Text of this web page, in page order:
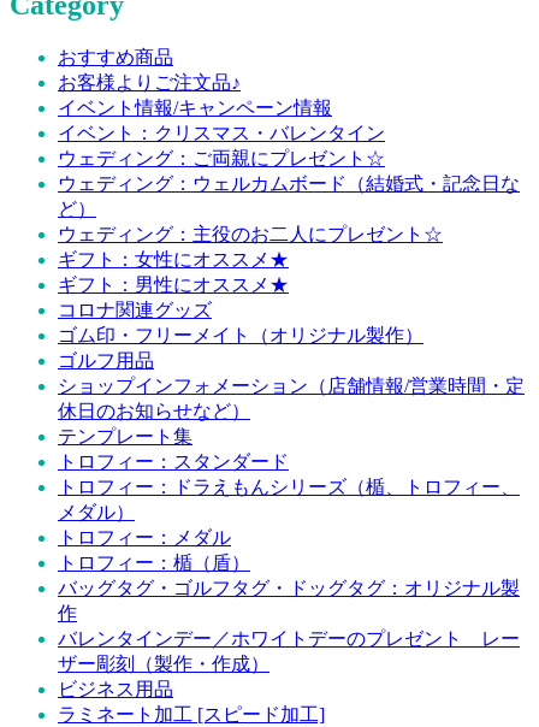
おすすめ商品
お客様よりご注文品♪
イベント情報/キャンペーン情報
イベント：クリスマス・バレンタイン
ウェディング：ご両親にプレゼント☆
ウェディング：ウェルカムボード（結婚式・記念日な
ど）
ウェディング：主役のお二人にプレゼント☆
ギフト：女性にオススメ★
ギフト：男性にオススメ★
コロナ関連グッズ
ゴム印・フリーメイト（オリジナル製作）
ゴルフ用品
ショップインフォメーション（店舗情報/営業時間・定
休日のお知らせなど）
テンプレート集
トロフィー：スタンダード
トロフィー：ドラえもんシリーズ（楯、トロフィー、
メダル）
トロフィー：メダル
トロフィー：楯（盾）
バッグタグ・ゴルフタグ・ドッグタグ：オリジナル製
作
バレンタインデー／ホワイトデーのプレゼント レー
ザー彫刻（製作・作成）
ビジネス用品
ラミネート加工 [スピード加工]